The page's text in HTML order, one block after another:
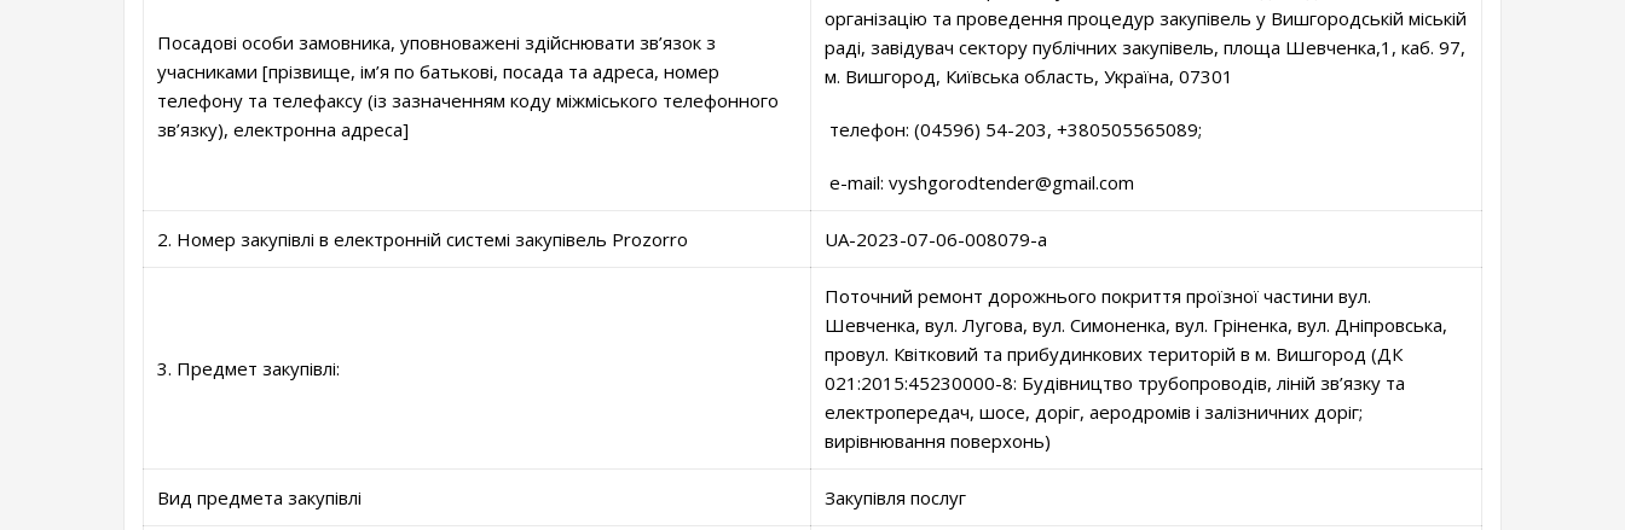
Посадові особи замовника, уповноважені здійснювати зв’язок з
учасниками [прізвище, ім’я по батькові, посада та адреса, номер
телефону та телефаксу (із зазначенням коду міжміського телефонного
зв’язку), електронна адреса]
організацію та проведення процедур закупівель у Вишгородській міській
раді, завідувач сектору публічних закупівель, площа Шевченка,1, каб. 97,
м. Вишгород, Київська область, Україна, 07301
телефон: (04596) 54-203, +380505565089;
e-mail: vyshgorodtender@gmail.com
2. Номер закупівлі в електронній системі закупівель Prozorro UA-2023-07-06-008079-a
3. Предмет закупівлі:
Поточний ремонт дорожнього покриття проїзної частини вул.
Шевченка, вул. Лугова, вул. Симоненка, вул. Гріненка, вул. Дніпровська,
провул. Квітковий та прибудинкових територій в м. Вишгород (ДК
021:2015:45230000-8: Будівництво трубопроводів, ліній зв’язку та
електропередач, шосе, доріг, аеродромів і залізничних доріг;
вирівнювання поверхонь)
Вид предмета закупівлі Закупівля послуг